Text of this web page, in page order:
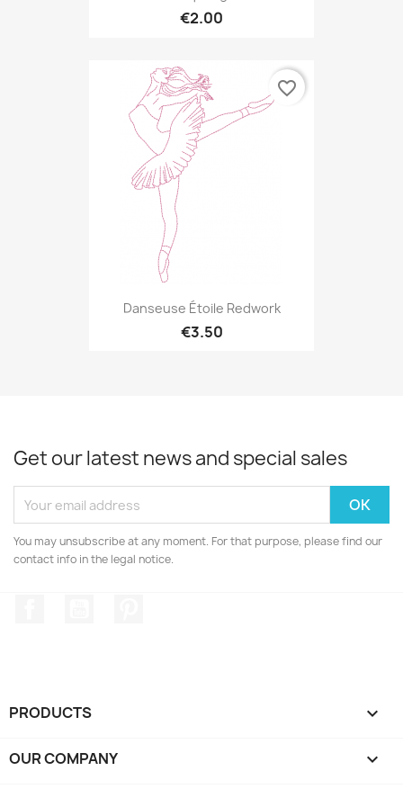
€2.00
Danseuse Étoile Redwork
€3.50
favorite_border
Get our latest news and special sales
You may unsubscribe at any moment. For that purpose, please find our
contact info in the legal notice.
PRODUCTS 
OUR COMPANY 